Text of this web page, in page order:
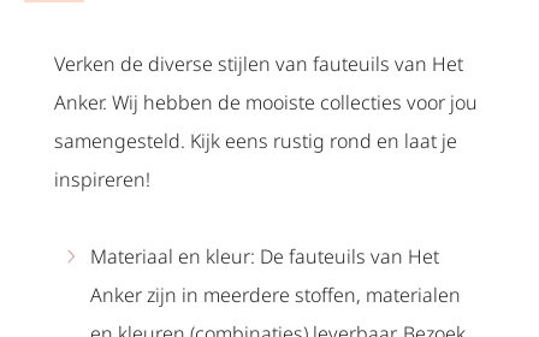
Verken de diverse stijlen van fauteuils van Het
Anker. Wij hebben de mooiste collecties voor jou
samengesteld. Kijk eens rustig rond en laat je
inspireren!
Materiaal en kleur: De fauteuils van Het
Anker zijn in meerdere stoffen, materialen